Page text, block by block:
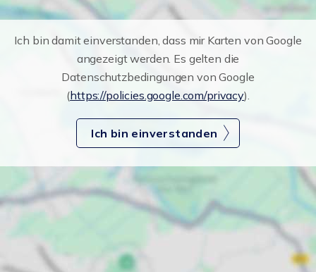
Ich bin damit einverstanden, dass mir Karten von Google
angezeigt werden. Es gelten die
Datenschutzbedingungen von Google
(https://policies.google.com/privacy).
Ich bin einverstanden